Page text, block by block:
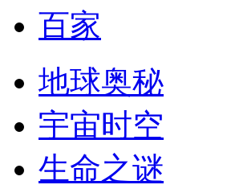
百家
地球奥秘
宇宙时空
生命之谜